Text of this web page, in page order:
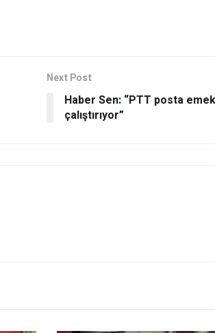
Next Post
Haber Sen: “PTT posta
çalıştırıyor”